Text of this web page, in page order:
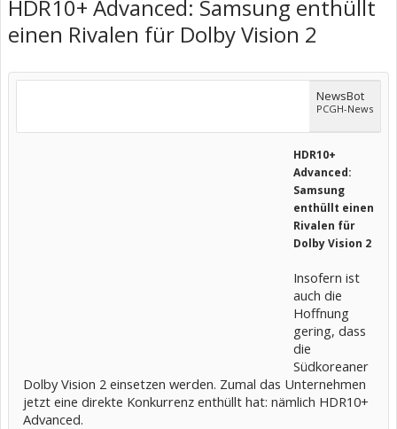
HDR10+ Advanced: Samsung enthüllt
einen Rivalen für Dolby Vision 2
NewsBot
PCGH-News
HDR10+
Advanced:
Samsung
enthüllt einen
Rivalen für
Dolby Vision 2
Insofern ist
auch die
Hoffnung
gering, dass
die
Südkoreaner
Dolby Vision 2 einsetzen werden. Zumal das Unternehmen
jetzt eine direkte Konkurrenz enthüllt hat: nämlich HDR10+
Advanced.